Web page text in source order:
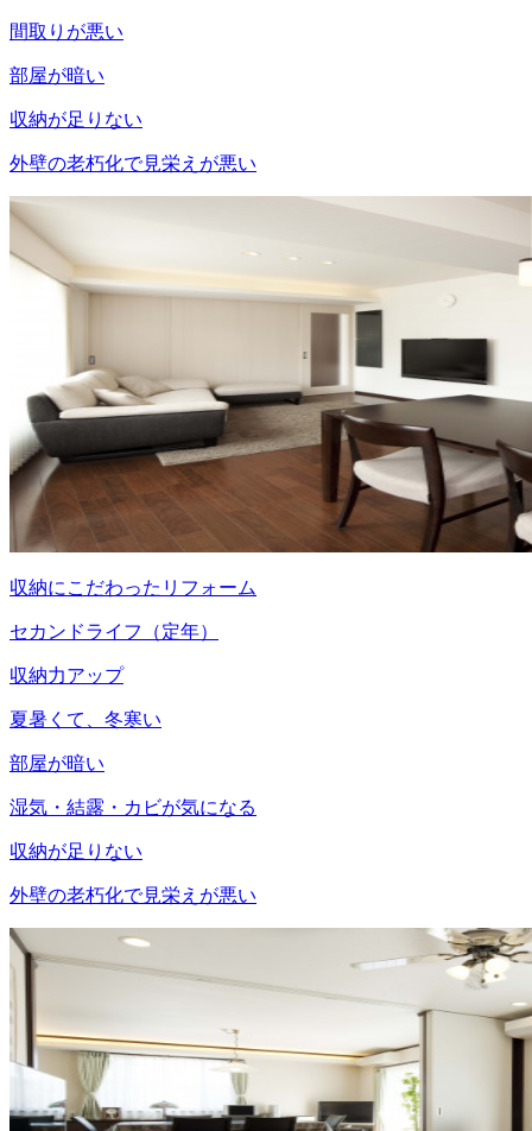
間取りが悪い
部屋が暗い
収納が足りない
外壁の老朽化で見栄えが悪い
収納にこだわったリフォーム
セカンドライフ（定年）
収納力アップ
夏暑くて、冬寒い
部屋が暗い
湿気・結露・カビが気になる
収納が足りない
外壁の老朽化で見栄えが悪い